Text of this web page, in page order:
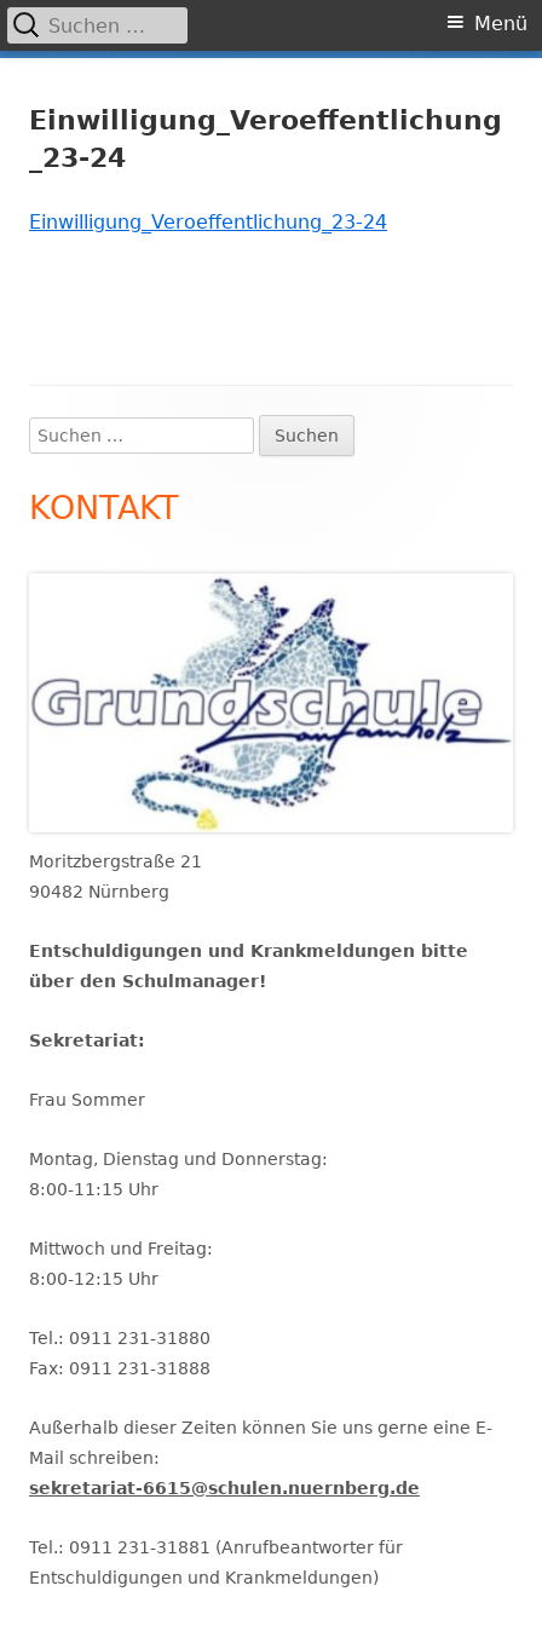
zum
Primäres
Menü
Suchen
nach:
Einwilligung_Veroeffentlichung
_23-24
Einwilligung_Veroeffentlichung_23-24
Haupt-
Seitenleiste
Suchen
nach:
KONTAKT
Moritzbergstraße 21
90482 Nürnberg
Entschuldigungen und Krankmeldungen bitte
über den Schulmanager!
Sekretariat:
Frau Sommer
Montag, Dienstag und Donnerstag:
8:00-11:15 Uhr
Mittwoch und Freitag:
8:00-12:15 Uhr
Tel.: 0911 231-31880
Fax: 0911 231-31888
Außerhalb dieser Zeiten können Sie uns gerne eine E-
Mail schreiben:
sekretariat-6615@schulen.nuernberg.de
Tel.: 0911 231-31881 (Anrufbeantworter für
Entschuldigungen und Krankmeldungen)